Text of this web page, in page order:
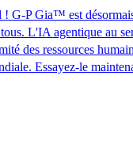
Gia™ est désormais
L'IA agentique au service
ressources humaines à
Essayez-le maintenant !​​